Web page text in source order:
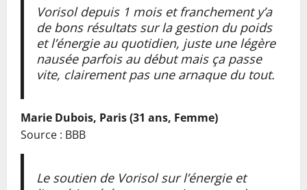
Vorisol depuis 1 mois et franchement y’a
de bons résultats sur la gestion du poids
et l’énergie au quotidien, juste une légère
nausée parfois au début mais ça passe
vite, clairement pas une arnaque du tout.
Marie Dubois, Paris (31 ans, Femme)
Source : BBB
Le soutien de Vorisol sur l’énergie et